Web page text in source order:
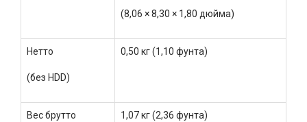
(8,06 × 8,30 × 1,80 дюйма)
Нетто
(без HDD)
0,50 кг (1,10 фунта)
Вес брутто 1,07 кг (2,36 фунта)